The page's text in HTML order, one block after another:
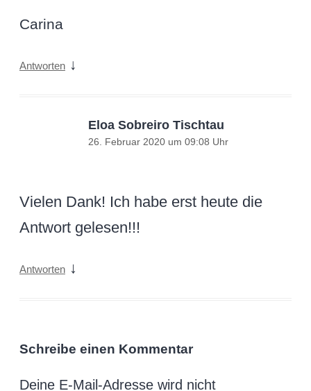
Carina
Antworten ↓
Eloa Sobreiro Tischtau
26. Februar 2020 um 09:08 Uhr
Vielen Dank! Ich habe erst heute die
Antwort gelesen!!!
Antworten ↓
Schreibe einen Kommentar
Deine E-Mail-Adresse wird nicht